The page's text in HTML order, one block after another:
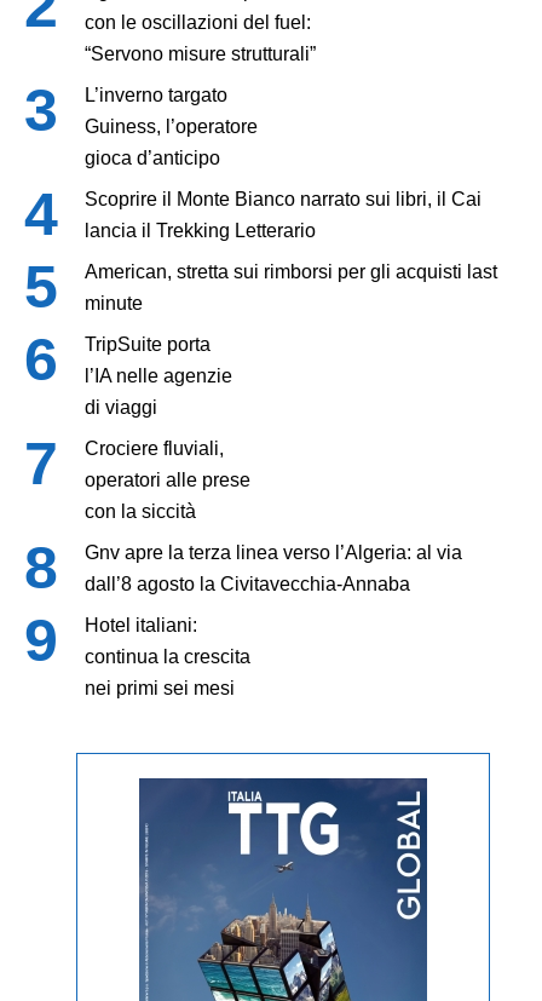
con le oscillazioni del fuel:
“Servono misure strutturali”
L’inverno targato
Guiness, l’operatore
gioca d’anticipo
Scoprire il Monte Bianco narrato sui libri, il Cai
lancia il Trekking Letterario
American, stretta sui rimborsi per gli acquisti last
minute
TripSuite porta
l’IA nelle agenzie
di viaggi
Crociere fluviali,
operatori alle prese
con la siccità
Gnv apre la terza linea verso l’Algeria: al via
dall’8 agosto la Civitavecchia-Annaba
Hotel italiani:
continua la crescita
nei primi sei mesi